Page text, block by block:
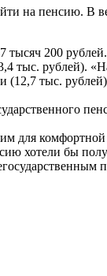
на пенсию. В
200
тыс. рублей).
(12,7 тыс.
для
хотели бы